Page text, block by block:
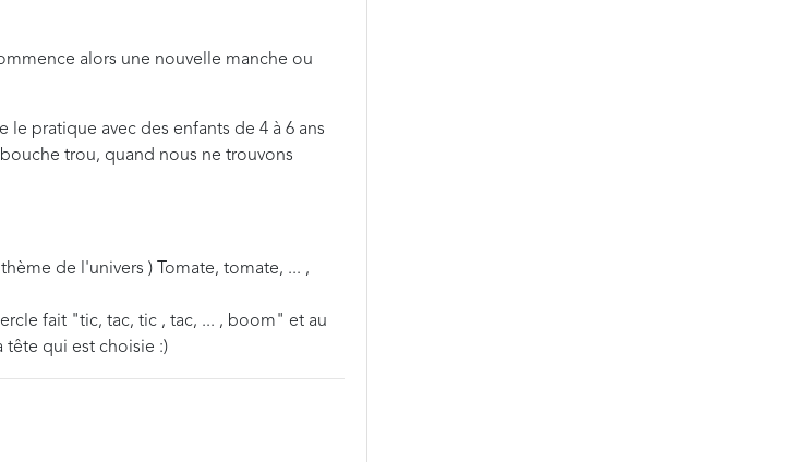
alors une nouvelle manche ou
pratique avec des enfants de 4 à 6 ans
trou, quand nous ne trouvons
de l'univers ) Tomate, tomate, ... ,
fait "tic, tac, tic , tac, ... , boom" et au
qui est choisie :)